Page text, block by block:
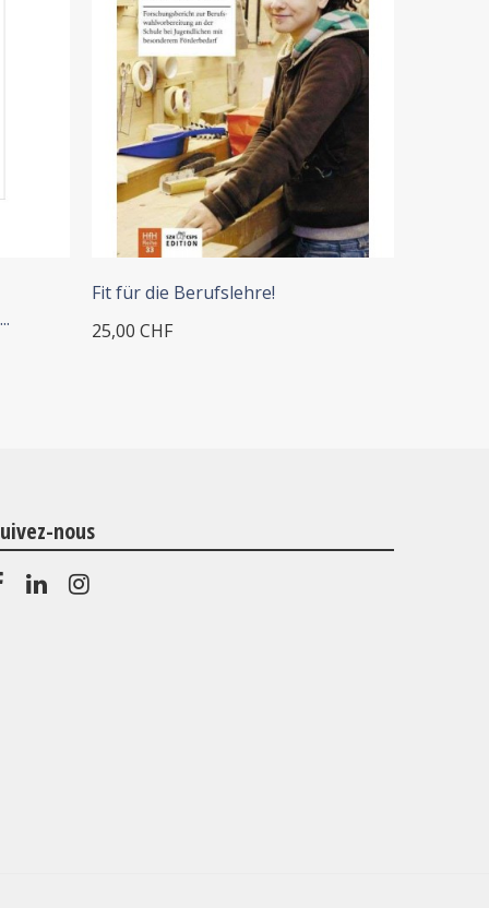
+ ADD TO CART
Fit für die Berufslehre!
25,00 CHF
nous